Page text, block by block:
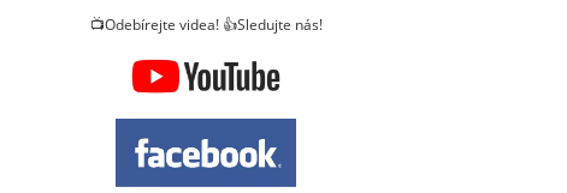
📺Odebírejte videa! 👍Sledujte nás!